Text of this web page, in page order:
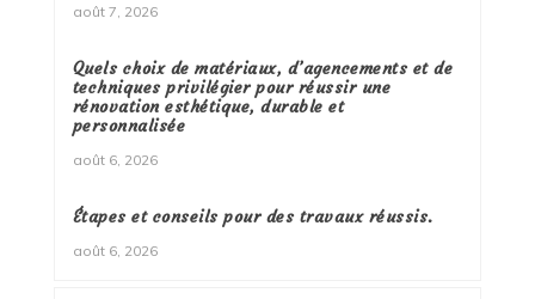
août 7, 2026
Quels choix de matériaux, d’agencements et de
techniques privilégier pour réussir une
rénovation esthétique, durable et
personnalisée
août 6, 2026
Étapes et conseils pour des travaux réussis.
août 6, 2026